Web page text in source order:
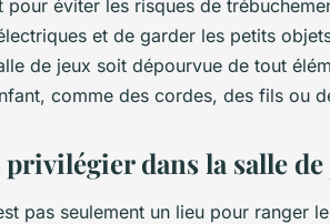
pour éviter les risques de
et de garder les petits
de jeux soit dépourvue de tout
comme des cordes, des fils ou
privilégier dans la salle
pas seulement un lieu pour ranger